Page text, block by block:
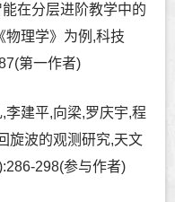
在分层进阶教学中的
理学》为例,科技
第一作者)
李建平,向梁,罗庆宇,程
旋波的观测研究,天文
298(参与作者)